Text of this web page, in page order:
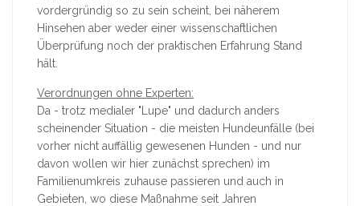
vordergründig so zu sein scheint, bei näherem
Hinsehen aber weder einer wissenschaftlichen
Überprüfung noch der praktischen Erfahrung Stand
hält.
Verordnungen ohne Experten:
Da - trotz medialer "Lupe" und dadurch anders
scheinender Situation - die meisten Hundeunfälle (bei
vorher nicht auffällig gewesenen Hunden - und nur
davon wollen wir hier zunächst sprechen) im
Familienumkreis zuhause passieren und auch in
Gebieten, wo diese Maßnahme seit Jahren